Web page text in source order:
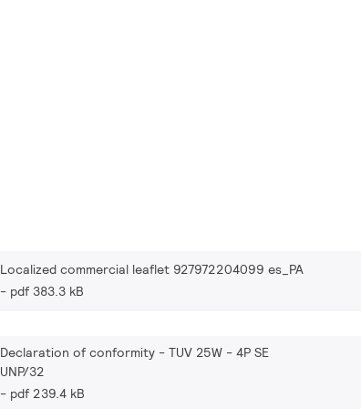
Localized commercial leaflet 927972204099 es_PA
pdf 383.3 kB
Declaration of conformity - TUV 25W - 4P SE
UNP/32
pdf 239.4 kB